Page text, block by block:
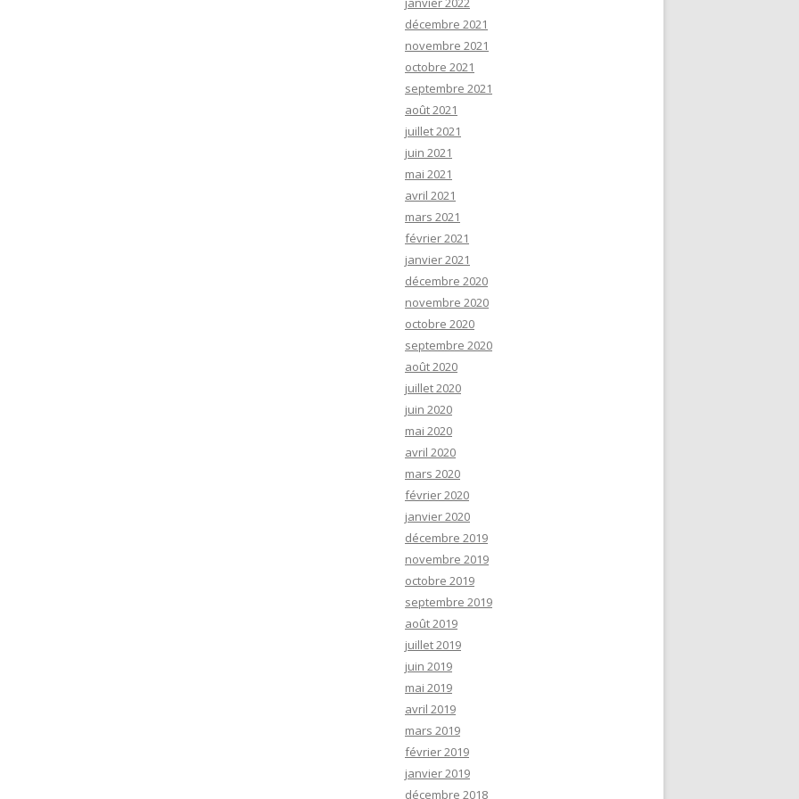
décembre 2021
novembre 2021
octobre 2021
septembre 2021
août 2021
juillet 2021
juin 2021
mai 2021
avril 2021
mars 2021
février 2021
janvier 2021
décembre 2020
novembre 2020
octobre 2020
septembre 2020
août 2020
juillet 2020
juin 2020
mai 2020
avril 2020
mars 2020
février 2020
janvier 2020
décembre 2019
novembre 2019
octobre 2019
septembre 2019
août 2019
juillet 2019
juin 2019
mai 2019
avril 2019
mars 2019
février 2019
janvier 2019
décembre 2018